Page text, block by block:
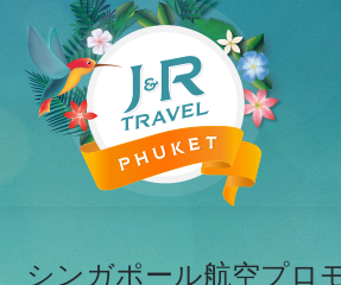
シンガポール航空プロ